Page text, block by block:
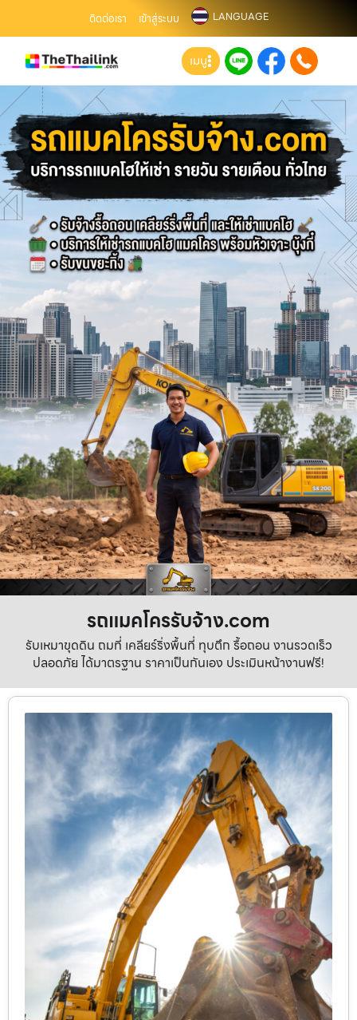
ติดต่อเรา เข้าสู่ระบบ LANGUAGE
เมนู
รถแมคโครรับจ้าง.com
รับเหมาขุดดิน ถมที่ เคลียร์ริ่งพื้นที่ ทุบตึก รื้อถอน งานรวดเร็ว
ปลอดภัย ได้มาตรฐาน ราคาเป็นกันเอง ประเมินหน้างานฟรี!